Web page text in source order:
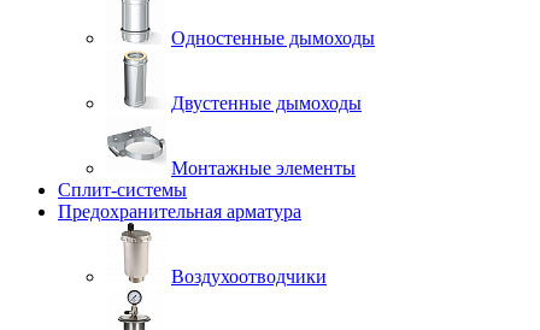
Одностенные дымоходы
Двустенные дымоходы
Монтажные элементы
Сплит-системы
Предохранительная арматура
Воздухоотводчики